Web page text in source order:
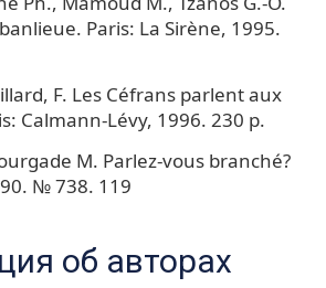
Paris: La Sirène, 1995.
F. Les Сéfrans parlent aux
Calmann-Lévy, 1996. 230 p.
M. Parlez-vous branché?
№ 738. 119
об авторах